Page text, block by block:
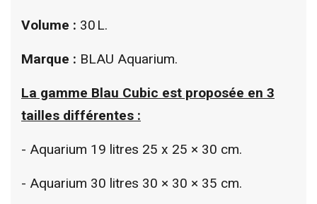
Volume : 30 L.
Marque : BLAU Aquarium.
La gamme Blau Cubic est proposée en 3
tailles différentes :
- Aquarium 19 litres 25 x 25 × 30 cm.
- Aquarium 30 litres 30 × 30 × 35 cm.